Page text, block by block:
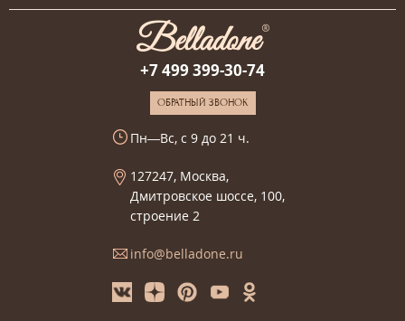
+7 499 399-30-74
ОБРАТНЫЙ ЗВОНОК
Пн—Вс, с 9 до 21 ч.
127247, Москва,
Дмитровское шоссе, 100,
строение 2
info@belladone.ru